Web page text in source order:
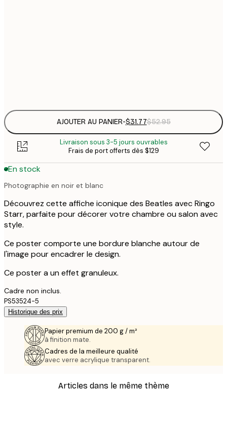
AJOUTER AU PANIER-$31.77$52.95
Livraison sous 3-5 jours ouvrables
Frais de port offerts dès $129
En stock
Photographie en noir et blanc
Découvrez cette affiche iconique des Beatles avec Ringo
Starr, parfaite pour décorer votre chambre ou salon avec
style.
Ce poster comporte une bordure blanche autour de
l'image pour encadrer le design.
Ce poster a un effet granuleux.
Cadre non inclus.
PS53524-5
Historique des prix
Papier premium de 200 g / m²
à finition mate.
Cadres de la meilleure qualité
avec verre acrylique transparent.
Articles dans le même thème